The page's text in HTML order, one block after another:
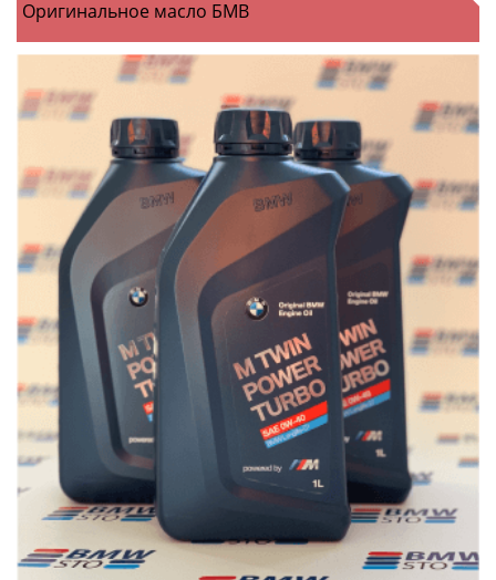
Оригинальное масло БМВ